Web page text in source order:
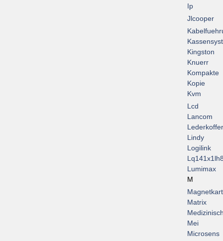
Ip
Jlcooper
Kingston
Knuerr
Kompakte
Kopie
Kvm
Lcd
Lancom
Lederkoffer
Lindy
Logilink
Lumimax
M
Matrix
Mei
Microsens